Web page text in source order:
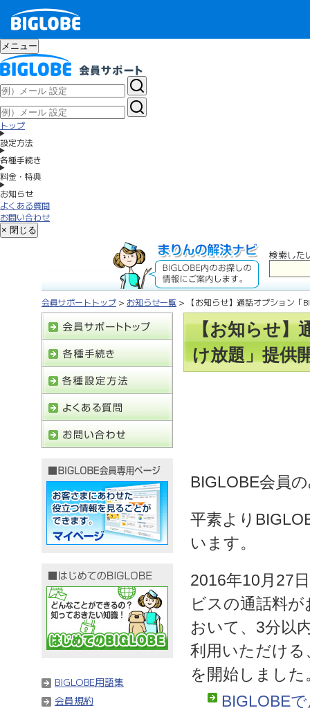
メニュー
トップ
設定方法
各種手続き
料金・特典
お知らせ
よくある質問
お問い合わせ
× 閉じる
検索した
会員サポートトップ > お知らせ一覧 > 【お知らせ】通話オプション「
【お知らせ】
け放題」提供
BIGLOBE会員
平素より
います。
2016年10月27
ビスの通話料
おいて、3分以
利用いただける
を開始しました
BIGLOBE
BIGLOBE用語集
会員規約